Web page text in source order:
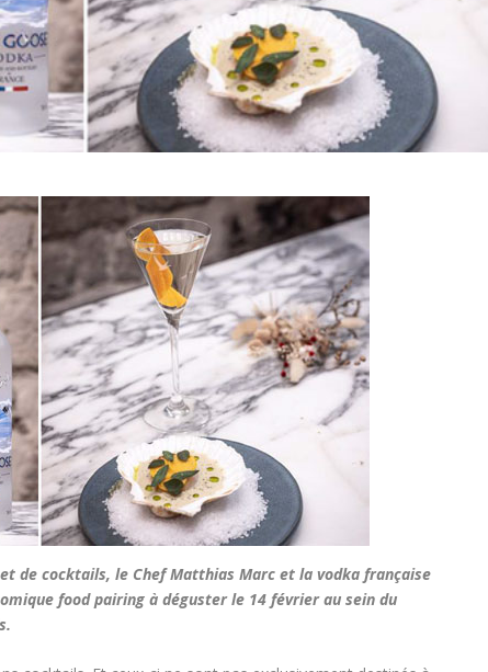
de cocktails, le Chef Matthias Marc et la vodka française
food pairing à déguster le 14 février au sein du